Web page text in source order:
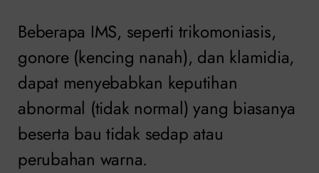
Beberapa IMS, seperti trikomoniasis,
gonore (kencing nanah), dan klamidia,
dapat menyebabkan keputihan
abnormal (tidak normal) yang biasanya
beserta bau tidak sedap atau
perubahan warna.